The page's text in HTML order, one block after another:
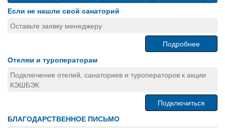
Если не нашли свой санаторий
Оставьте заявку менеджеру
Подробнее
Отелям и туроператорам
Подключение отелей, санаториев и туроператоров к акции
КЭШБЭК
Подключиться
БЛАГОДАРСТВЕННОЕ ПИСЬМО